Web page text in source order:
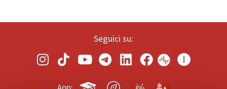
Seguici su: